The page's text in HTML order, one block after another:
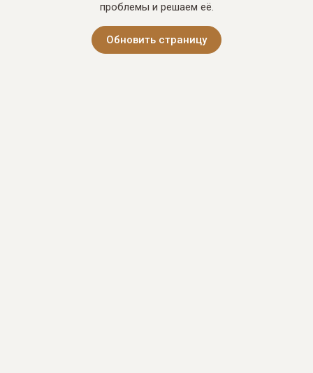
проблемы и решаем её.
Обновить страницу